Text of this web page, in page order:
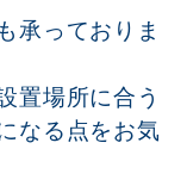
承っておりま
置場所に合う
なる点をお気